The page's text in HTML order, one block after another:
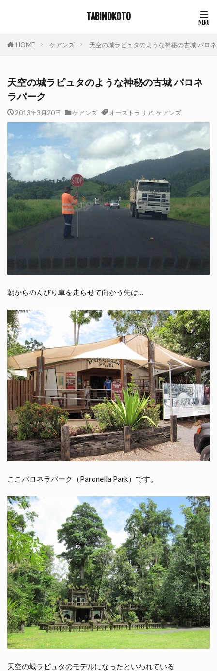
TABINOKOTO
HOME ケアンズ 天空の城ラピュタのような神秘の古城 パロ
天空の城ラピュタのような神秘の古城 パロネ
ラパーク
2013年3月20日 ケアンズ オーストラリア, ケアンズ
朝からのんびり車を走らせて向かう先は…
ここパロネラパーク（Paronella Park）です。
天空の城ラピュタのモデルになったといわれている